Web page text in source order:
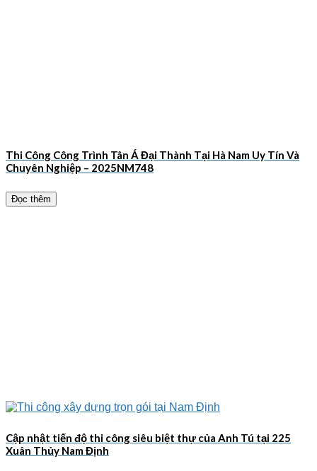
Thi Công Công Trình Tân Á Đại Thành Tại Hà Nam Uy Tín Và
Chuyên Nghiệp – 2025NM748
Đọc thêm
Cập nhật tiến độ thi công siêu biệt thự của Anh Tú tại 225
Xuân Thủy Nam Định